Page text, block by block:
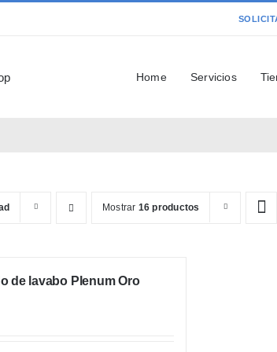
Home Servicios
Mostrar 16 productos
de lavabo Plenum Oro